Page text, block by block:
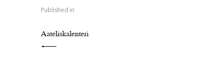
Published in
Aateliskalenteri